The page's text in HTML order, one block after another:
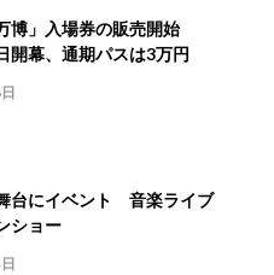
博」入場券の販売開始
開幕、通期パスは3万円
台にイベント 音楽ライブ
ショー